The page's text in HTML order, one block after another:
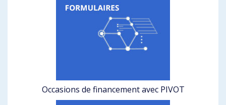
Occasions de financement avec PIVOT